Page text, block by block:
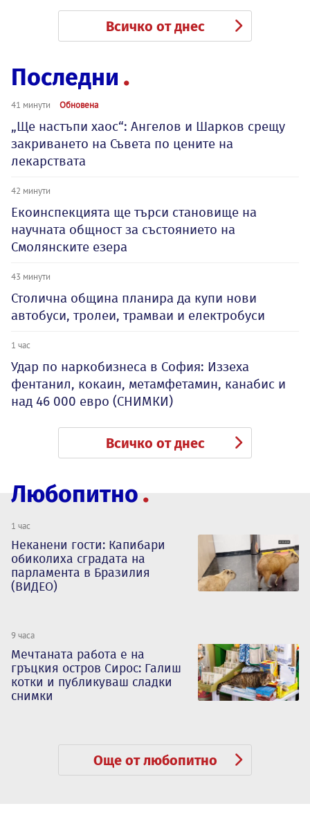
Всичко от днес
Последни
41 минути Обновена
„Ще настъпи хаос“: Ангелов и Шарков срещу
закриването на Съвета по цените на
лекарствата
42 минути
Екоинспекцията ще търси становище на
научната общност за състоянието на
Смолянските езера
43 минути
Столична община планира да купи нови
автобуси, тролеи, трамваи и електробуси
1 час
Удар по наркобизнеса в София: Иззеха
фентанил, кокаин, метамфетамин, канабис и
над 46 000 евро (СНИМКИ)
Всичко от днес
Любопитно
1 час
Неканени гости: Капибари
обиколиха сградата на
парламента в Бразилия
(ВИДЕО)
9 часа
Мечтаната работа е на
гръцкия остров Сирос: Галиш
котки и публикуваш сладки
снимки
Още от любопитно